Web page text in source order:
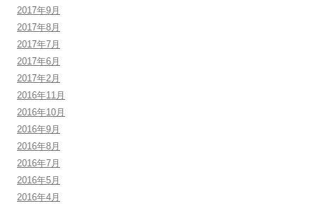
2017年9月
2017年8月
2017年7月
2017年6月
2017年2月
2016年11月
2016年10月
2016年9月
2016年8月
2016年7月
2016年5月
2016年4月